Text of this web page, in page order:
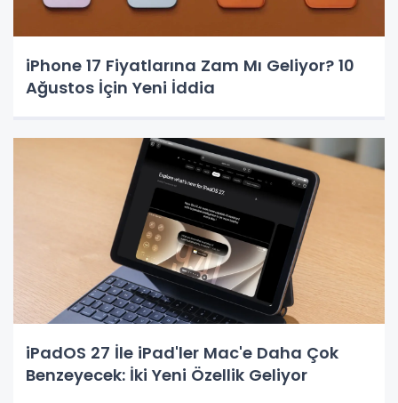
iPhone 17 Fiyatlarına Zam Mı Geliyor? 10
Ağustos İçin Yeni İddia
iPadOS 27 İle iPad'ler Mac'e Daha Çok
Benzeyecek: İki Yeni Özellik Geliyor